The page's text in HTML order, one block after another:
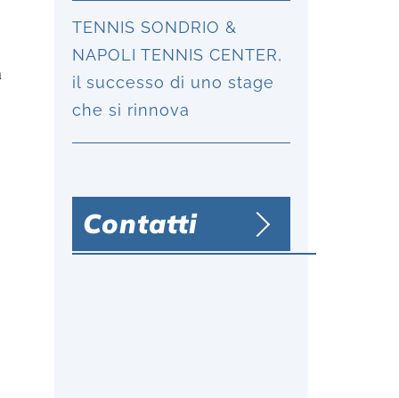
TENNIS SONDRIO &
NAPOLI TENNIS CENTER,
il successo di uno stage
che si rinnova
Contatti